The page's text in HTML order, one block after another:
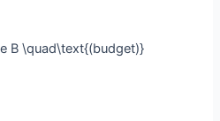
B \quad\text{(budget)}